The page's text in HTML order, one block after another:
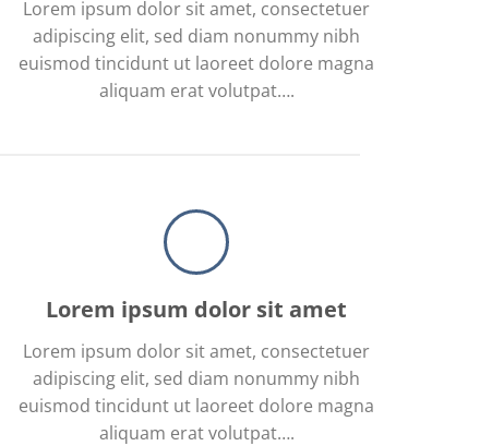
Lorem ipsum dolor sit amet, consectetuer
adipiscing elit, sed diam nonummy nibh
euismod tincidunt ut laoreet dolore magna
aliquam erat volutpat….
Lorem ipsum dolor sit amet
Lorem ipsum dolor sit amet, consectetuer
adipiscing elit, sed diam nonummy nibh
euismod tincidunt ut laoreet dolore magna
aliquam erat volutpat….